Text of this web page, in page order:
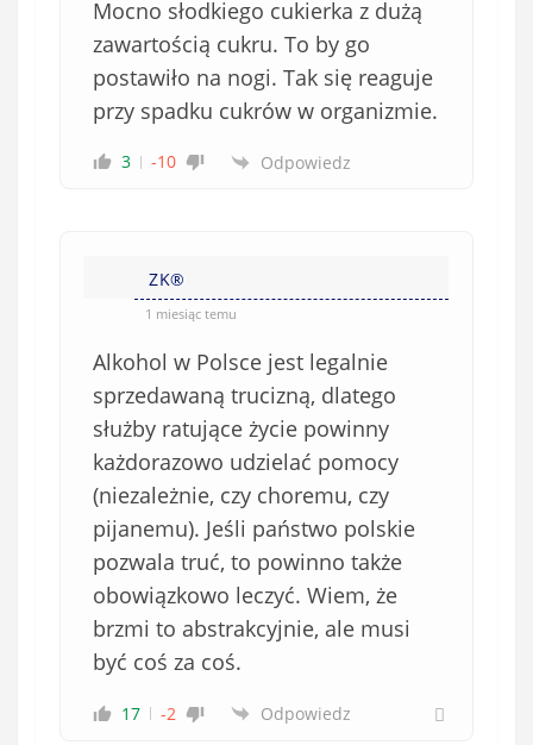
Mocno słodkiego cukierka z dużą
zawartością cukru. To by go
postawiło na nogi. Tak się reaguje
przy spadku cukrów w organizmie.
3 -10 Odpowiedz
ZK®️
1 miesiąc temu
Alkohol w Polsce jest legalnie
sprzedawaną trucizną, dlatego
służby ratujące życie powinny
każdorazowo udzielać pomocy
(niezależnie, czy choremu, czy
pijanemu). Jeśli państwo polskie
pozwala truć, to powinno także
obowiązkowo leczyć. Wiem, że
brzmi to abstrakcyjnie, ale musi
być coś za coś.
17 -2 Odpowiedz